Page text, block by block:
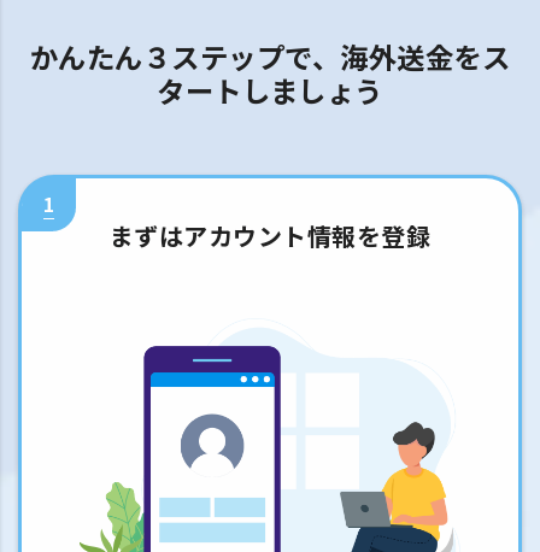
かんたん３ステップで、海外送金をス
タートしましょう
1
まずはアカウント情報を登録